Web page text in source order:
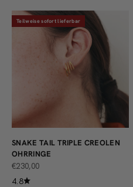
Teilweise sofort lieferbar
SNAKE TAIL TRIPLE CREOLEN
OHRRINGE
ANGEBOT
€230,00
4.8